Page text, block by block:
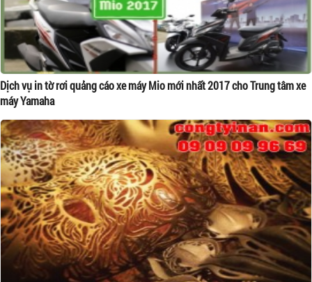
Dịch vụ in tờ rơi quảng cáo xe máy Mio mới nhất 2017 cho Trung tâm xe
máy Yamaha